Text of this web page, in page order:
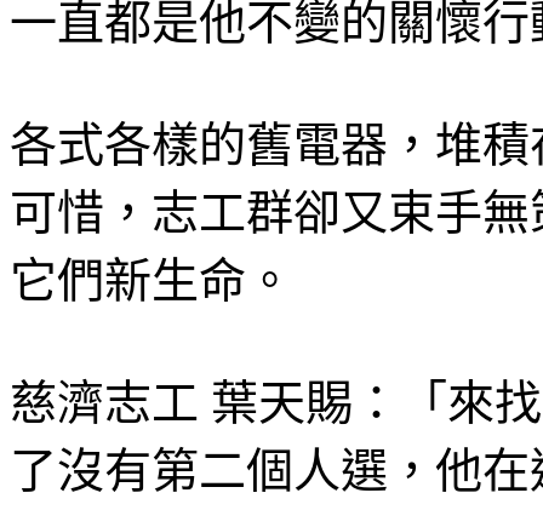
一直都是他不變的關懷
各式各樣的舊電器，堆
可惜，志工群卻又束手
它們新生命。
慈濟志工 葉天賜：「來
了沒有第二個人選，他